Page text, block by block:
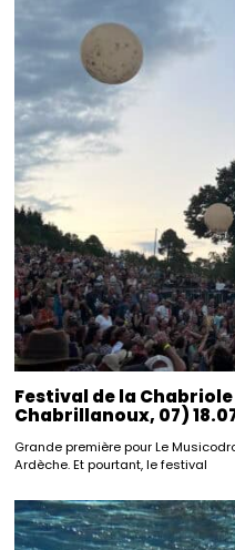
Festival de la
Chabrillanoux, 07)
Grande première pour Le
Ardèche. Et pourtant, le festival